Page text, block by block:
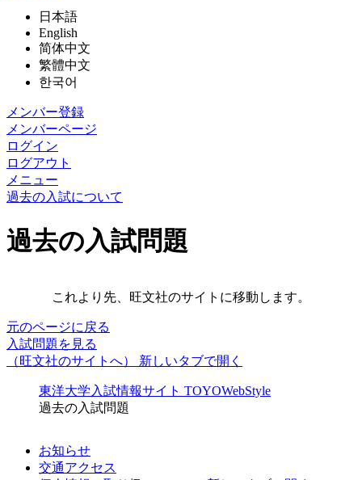
日本語
English
简体中文
繁體中文
한국어
メンバー登録
メンバーページ
ログイン
ログアウト
メニュー
過去の入試について
過去の入試問題
これより先、旺文社のサイトに移動します。
元のページに戻る
入試問題を見る
（旺文社のサイトへ）
新しいタブで開く
東洋大学入試情報サイト TOYOWebStyle
過去の入試問題
お知らせ
交通アクセス